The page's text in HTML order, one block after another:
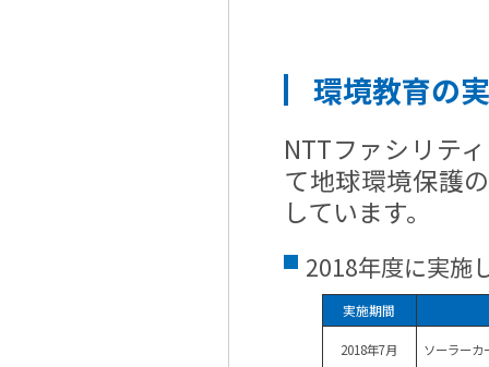
環境教育の
NTTファシリテ
て地球環境保護
しています。
2018年度に実施
実施期間
2018年7月 ソーラーカ